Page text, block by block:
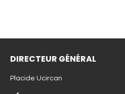
DIRECTEUR GÉNÉRAL
Placide Ucircan